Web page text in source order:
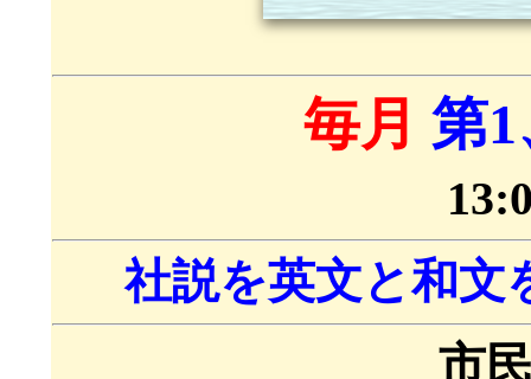
毎月 第
社説を英文と和文
市